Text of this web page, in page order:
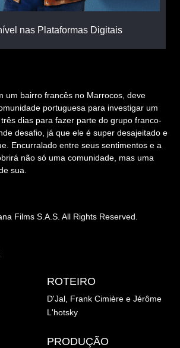
nas Plataformas Digitais
um bairro francês no Marrocos, deve
portuguesa para investigar um
dias para fazer parte do grupo franco-
desafio, já que ele é super desajeitado e
Encurralado entre seus sentimentos e a
não só uma comunidade, mas uma
sua.
Films S.A.S. All Rights Reserved.
ROTEIRO
D'Jal, Frank Cimière e Jérôme
L'hotsky
PRODUÇÃO